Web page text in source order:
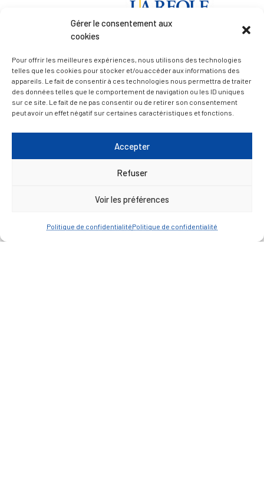
Gérer le consentement aux
cookies
Pour offrir les meilleures expériences, nous utilisons des technologies
telles que les cookies pour stocker et/ou accéder aux informations des
appareils. Le fait de consentir à ces technologies nous permettra de traiter
des données telles que le comportement de navigation ou les ID uniques
sur ce site. Le fait de ne pas consentir ou de retirer son consentement
peut avoir un effet négatif sur certaines caractéristiques et fonctions.
Accepter
Refuser
Voir les préférences
Politique de confidentialitéPolitique de confidentialité
Esplanade Charles de Gaulle
33 190 La Réole
05 56 61 10 11
Du lundi au jeudi inclus : 8h30 à 12h30 et 13h30 à
17h00
— Contacter la Mairie